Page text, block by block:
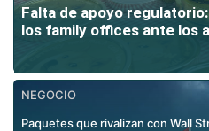
Falta de apoyo
los family offices ante los
NEGOCIO
Paquetes que rivalizan con Wall